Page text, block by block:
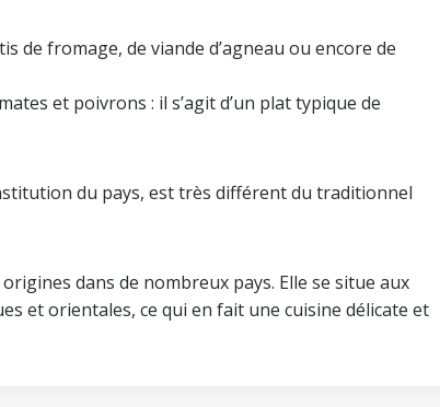
de fromage, de viande d’agneau ou encore de
et poivrons : il s’agit d’un plat typique de
du pays, est très différent du traditionnel
dans de nombreux pays. Elle se situe aux
et orientales, ce qui en fait une cuisine délicate et